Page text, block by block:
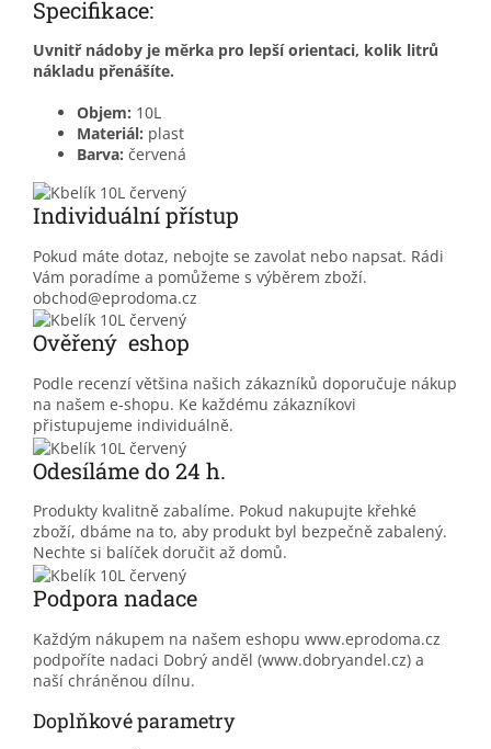
Specifikace:
Uvnitř nádoby je měrka pro lepší orientaci, kolik litrů
nákladu přenášíte.
Objem: 10L
Materiál: plast
Barva: červená
Individuální přístup
Pokud máte dotaz, nebojte se zavolat nebo napsat. Rádi
Vám poradíme a pomůžeme s výběrem zboží.
obchod@eprodoma.cz
Ověřený eshop
Podle recenzí většina našich zákazníků doporučuje nákup
na našem e-shopu. Ke každému zákazníkovi
přistupujeme individuálně.
Odesíláme do 24 h.
Produkty kvalitně zabalíme. Pokud nakupujte křehké
zboží, dbáme na to, aby produkt byl bezpečně zabalený.
Nechte si balíček doručit až domů.
Podpora nadace
Každým nákupem na našem eshopu www.eprodoma.cz
podpoříte nadaci Dobrý anděl (www.dobryandel.cz) a
naší chráněnou dílnu.
Doplňkové parametry